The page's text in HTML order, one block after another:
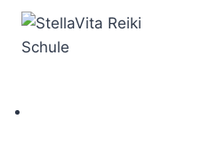
Zum
springen